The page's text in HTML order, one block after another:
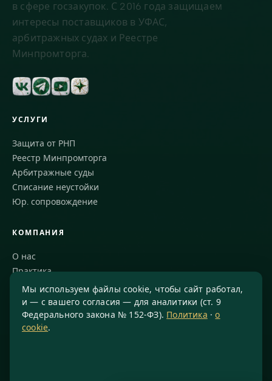
в сфере госзакупок. С 2016 года защищаем
интересы поставщиков в УФАС,
арбитражных судах и Реестре
Минпромторга.
УСЛУГИ
Защита от РНП
Реестр Минпромторга
Арбитражные суды
Списание неустойки
Юр. сопровождение
КОМПАНИЯ
О нас
Практика
Блог
Команда
Благодарности
Мы используем файлы cookie, чтобы сайт работал,
и — с вашего согласия — для аналитики (ст. 9
Федерального закона № 152-ФЗ). Политика ·о
cookie.